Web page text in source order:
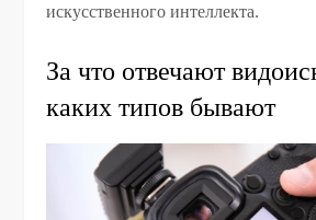
искусственного интеллекта.
За что отвечают
каких типов бывают